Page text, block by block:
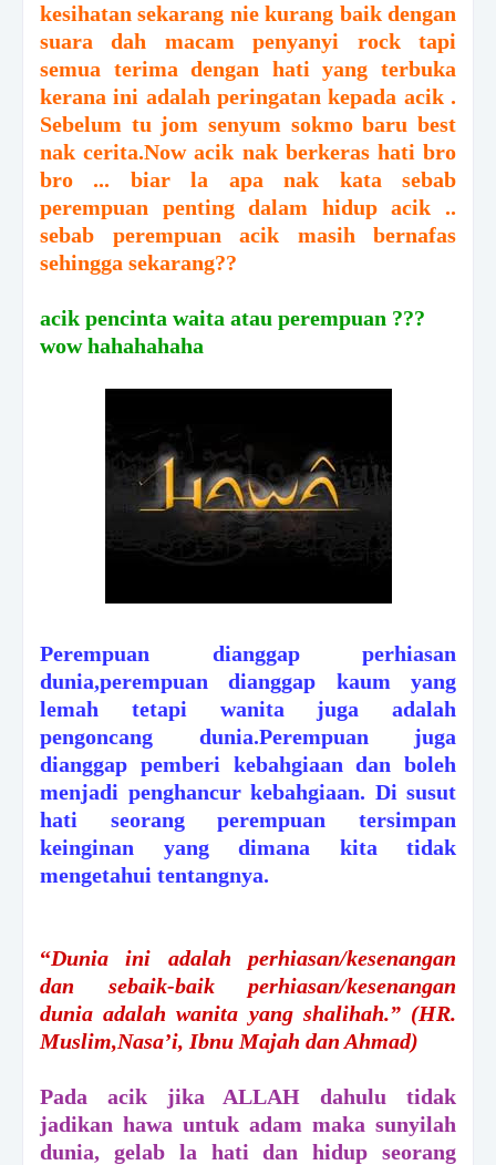
kesihatan sekarang nie kurang baik dengan
suara dah macam penyanyi rock tapi
semua terima dengan hati yang terbuka
kerana ini adalah peringatan kepada acik .
Sebelum tu jom senyum sokmo baru best
nak cerita.Now acik nak berkeras hati bro
bro ... biar la apa nak kata sebab
perempuan penting dalam hidup acik ..
sebab perempuan acik masih bernafas
sehingga sekarang??
acik pencinta waita atau perempuan ???
wow hahahahaha
Perempuan dianggap perhiasan
dunia,perempuan dianggap kaum yang
lemah tetapi wanita juga adalah
pengoncang dunia.Perempuan juga
dianggap pemberi kebahgiaan dan boleh
menjadi penghancur kebahgiaan. Di susut
hati seorang perempuan tersimpan
keinginan yang dimana kita tidak
mengetahui tentangnya.
“Dunia ini adalah perhiasan/kesenangan
dan sebaik-baik perhiasan/kesenangan
dunia adalah wanita yang shalihah.” (HR.
Muslim,Nasa’i, Ibnu Majah dan Ahmad)
Pada acik jika ALLAH dahulu tidak
jadikan hawa untuk adam maka sunyilah
dunia, gelab la hati dan hidup seorang